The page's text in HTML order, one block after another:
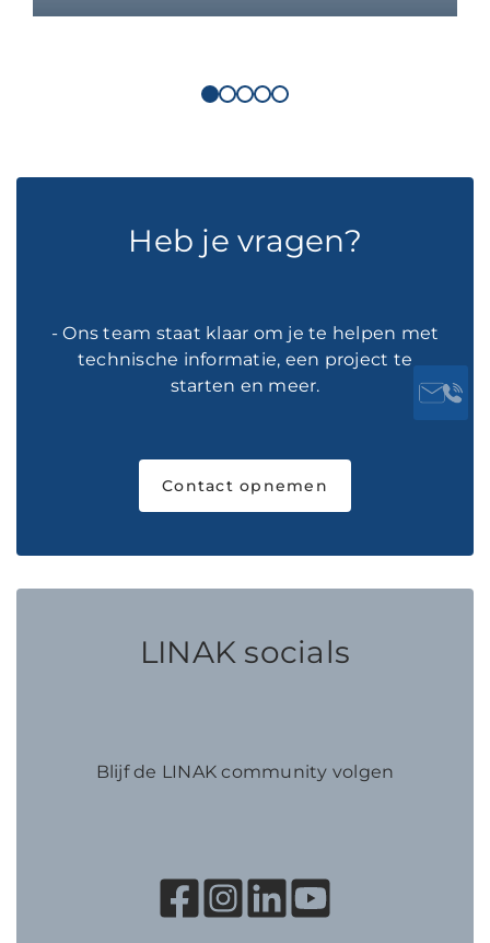
Heb je vragen?
- Ons team staat klaar om je te helpen met
technische informatie, een project te
starten en meer.
Contact opnemen
LINAK socials
Blijf de LINAK community volgen